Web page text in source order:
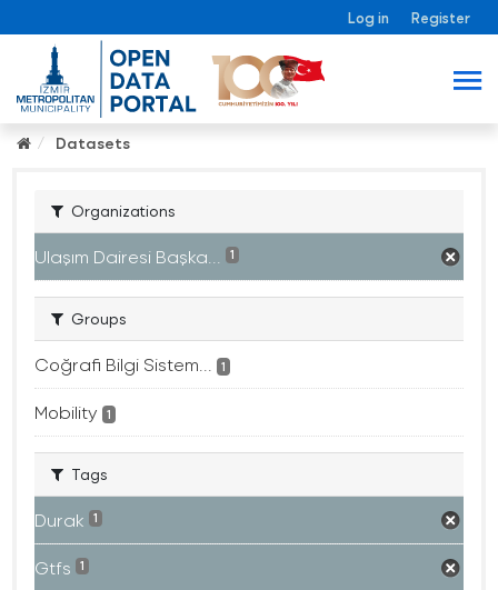
Log in Register
Datasets
Organizations
Ulaşım Dairesi Başka... 1
Groups
Coğrafi Bilgi Sistem... 1
Mobility 1
Tags
Durak 1
Gtfs 1